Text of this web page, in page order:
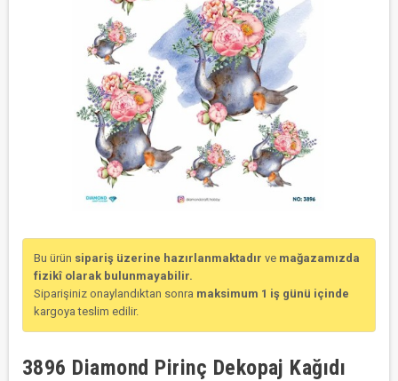
Bu ürün sipariş üzerine hazırlanmaktadır ve mağazamızda
fizikî olarak bulunmayabilir.
Siparişiniz onaylandıktan sonra maksimum 1 iş günü içinde
kargoya teslim edilir.
3896 Diamond Pirinç Dekopaj Kağıdı